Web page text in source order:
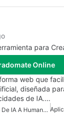
para
Online
web que
diseñada
de IA.…
Convertidor De Texto De IA A Humano Gratis